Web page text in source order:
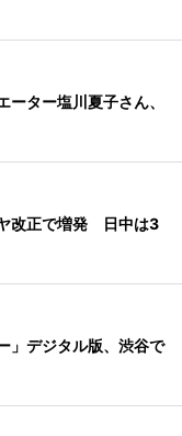
ーター塩川夏子さん、
改正で増発 日中は3
」デジタル版、渋谷で